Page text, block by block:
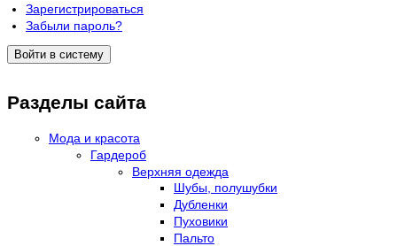
Зарегистрироваться
Забыли пароль?
Разделы сайта
Мода и красота
Гардероб
Верхняя одежда
Шубы, полушубки
Дубленки
Пуховики
Пальто